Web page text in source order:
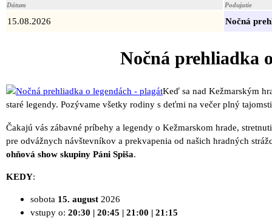
Dátum Podujatie
15.08.2026 Nočná
Nočná prehliadka
Keď sa nad Kežmarským
staré legendy. Pozývame všetky rodiny s deťmi na večer plný
Čakajú vás zábavné príbehy a legendy o Kežmarskom hrade,
pre odvážnych návštevníkov a prekvapenia od našich hradných
ohňová show skupiny Páni Spiša.
KEDY:
sobota 15. august 2026
vstupy o: 20:30 | 20:45 | 21:00 | 21:15